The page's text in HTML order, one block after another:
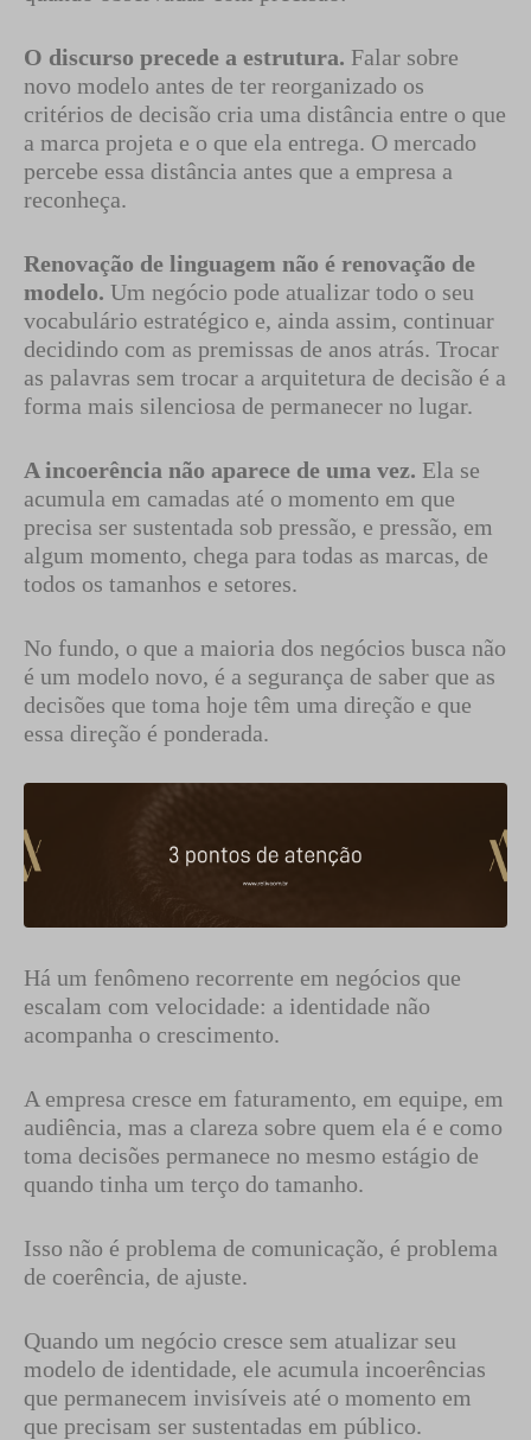
O discurso precede a estrutura. Falar sobre
novo modelo antes de ter reorganizado os
critérios de decisão cria uma distância entre o que
a marca projeta e o que ela entrega. O mercado
percebe essa distância antes que a empresa a
reconheça.
Renovação de linguagem não é renovação de
modelo. Um negócio pode atualizar todo o seu
vocabulário estratégico e, ainda assim, continuar
decidindo com as premissas de anos atrás. Trocar
as palavras sem trocar a arquitetura de decisão é a
forma mais silenciosa de permanecer no lugar.
A incoerência não aparece de uma vez. Ela se
acumula em camadas até o momento em que
precisa ser sustentada sob pressão, e pressão, em
algum momento, chega para todas as marcas, de
todos os tamanhos e setores.
No fundo, o que a maioria dos negócios busca não
é um modelo novo, é a segurança de saber que as
decisões que toma hoje têm uma direção e que
essa direção é ponderada.
Há um fenômeno recorrente em negócios que
escalam com velocidade: a identidade não
acompanha o crescimento.
A empresa cresce em faturamento, em equipe, em
audiência, mas a clareza sobre quem ela é e como
toma decisões permanece no mesmo estágio de
quando tinha um terço do tamanho.
Isso não é problema de comunicação, é problema
de coerência, de ajuste.
Quando um negócio cresce sem atualizar seu
modelo de identidade, ele acumula incoerências
que permanecem invisíveis até o momento em
que precisam ser sustentadas em público.